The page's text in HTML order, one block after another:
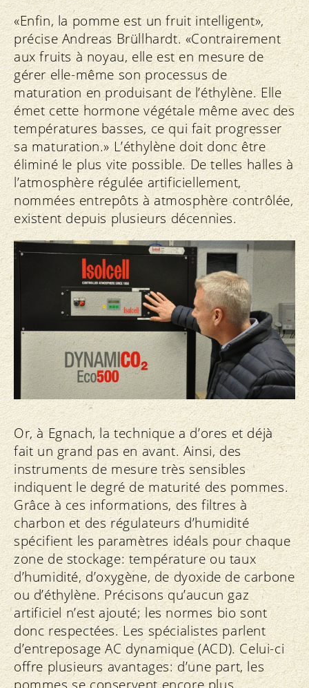
«Enfin, la pomme est un fruit intelligent»,
précise Andreas Brüllhardt. «Contrairement
aux fruits à noyau, elle est en mesure de
gérer elle-même son processus de
maturation en produisant de l’éthylène. Elle
émet cette hormone végétale même avec des
températures basses, ce qui fait progresser
sa maturation.» L’éthylène doit donc être
éliminé le plus vite possible. De telles halles à
l’atmosphère régulée artificiellement,
nommées entrepôts à atmosphère contrôlée,
existent depuis plusieurs décennies.
Or, à Egnach, la technique a d’ores et déjà
fait un grand pas en avant. Ainsi, des
instruments de mesure très sensibles
indiquent le degré de maturité des pommes.
Grâce à ces informations, des filtres à
charbon et des régulateurs d’humidité
spécifient les paramètres idéals pour chaque
zone de stockage: température ou taux
d’humidité, d’oxygène, de dyoxide de carbone
ou d’éthylène. Précisons qu’aucun gaz
artificiel n’est ajouté; les normes bio sont
donc respectées. Les spécialistes parlent
d’entreposage AC dynamique (ACD). Celui-ci
offre plusieurs avantages: d’une part, les
pommes se conservent encore plus